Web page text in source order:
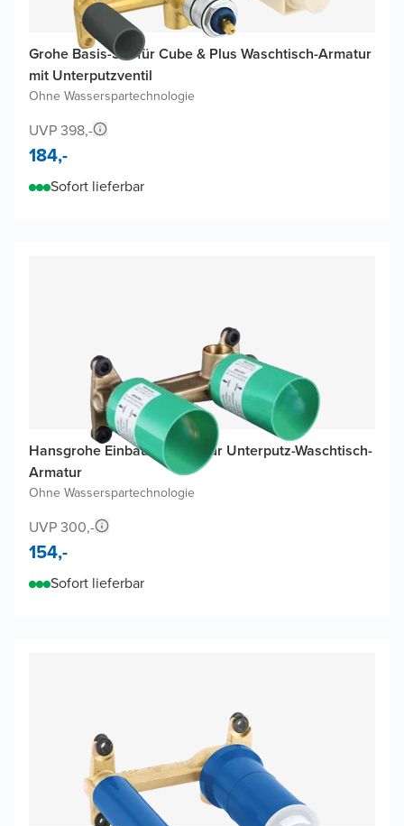
Grohe Basis-Set für Cube & Plus Waschtisch-Armatur
mit Unterputzventil
Ohne Wasserspartechnologie
UVP 398,-
184,-
Sofort lieferbar
Hansgrohe Einbauelement für Unterputz-Waschtisch-
Armatur
Ohne Wasserspartechnologie
UVP 300,-
154,-
Sofort lieferbar